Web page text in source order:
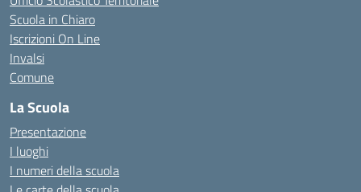
Scuola in Chiaro
Iscrizioni On Line
Invalsi
Comune
La Scuola
Presentazione
I luoghi
I numeri della scuola